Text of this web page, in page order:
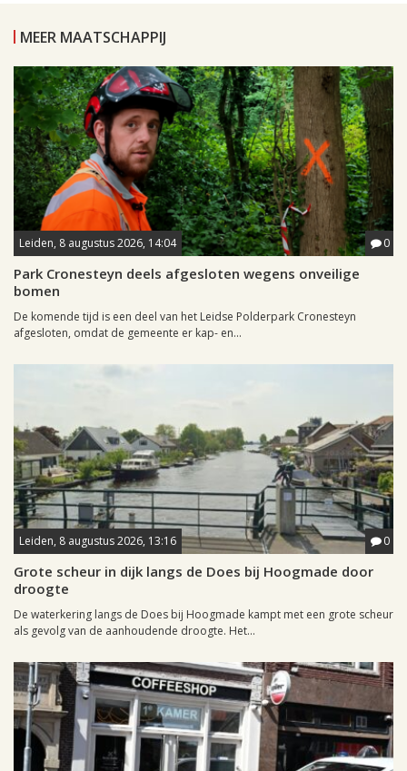
MEER MAATSCHAPPIJ
Leiden, 8 augustus 2026, 14:04 0
Park Cronesteyn deels afgesloten wegens onveilige
bomen
De komende tijd is een deel van het Leidse Polderpark Cronesteyn
afgesloten, omdat de gemeente er kap- en...
Leiden, 8 augustus 2026, 13:16 0
Grote scheur in dijk langs de Does bij Hoogmade door
droogte
De waterkering langs de Does bij Hoogmade kampt met een grote scheur
als gevolg van de aanhoudende droogte. Het...